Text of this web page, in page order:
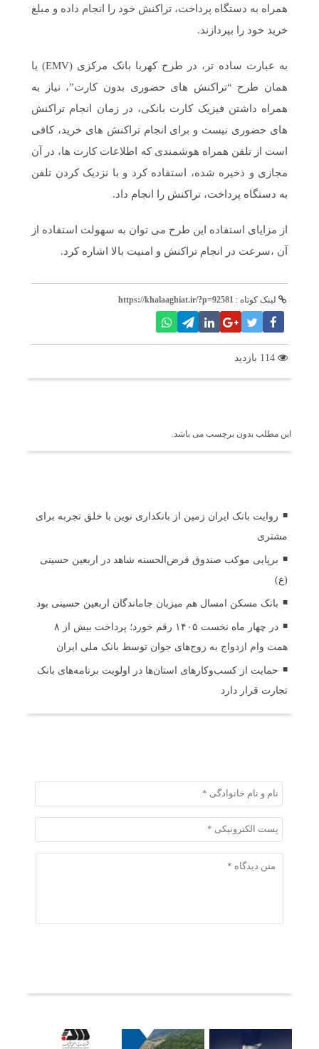
همراه به دستگاه پرداخت، تراکنش خود را انجام داده و مبلغ
خرید خود را بپردازند.
به عبارت ساده تر، در طرح کهربا بانک مرکزی (EMV) یا
همان طرح “تراکنش ‎های حضوری بدون کارت”، نیاز به
های حضوری نیست و برای انجام تراکنش های خرید، کافی
است از تلفن همراه هوشمندی که اطلاعات کارت ها، در آن
مجازی و ذخیره شده، استفاده کرد و با نزدیک کردن تلفن
به دستگاه پرداخت، تراکنش را انجام داد.
از مزایای استفاده این طرح می توان به سهولت استفاده از
آن ،سرعت در انجام تراکنش و امنیت بالا اشاره کرد.
لینک کوتاه : https://khalaaghiat.ir/?p=92581
این مطلب بدون برچسب می باشد.
روایت بانک ایران زمین از بانکداری نوین با خلق تجربه برای
مشتری
برپایی موکب صندوق قرض‌الحسنه شاهد در اربعین حسینی
(ع)
بانک مسکن امسال هم میزبان جاماندگان اربعین حسینی بود
در چهار ماه نخست ۱۴۰۵ رقم خورد؛ پرداخت بیش از ۸
همت وام ازدواج به زوج‌های جوان توسط بانک ملی ایران
حمایت از کسب‌وکارهای استان‌ها در اولویت برنامه‌های بانک
تجارت قرار دارد